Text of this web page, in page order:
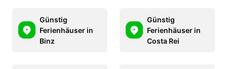
Günstig
Ferienhäuser in
Binz
Günstig
Ferienhäuser in
Costa Rei